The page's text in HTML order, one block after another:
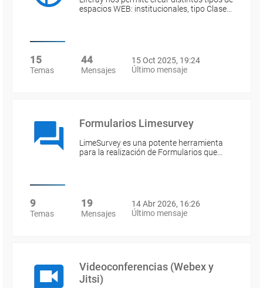
espacios WEB: institucionales, tipo Clase…
15
Temas
44
Mensajes
15 Oct 2025, 19:24
Último mensaje
Formularios Limesurvey
LimeSurvey es una potente herramienta
para la realización de Formularios que…
9
Temas
19
Mensajes
14 Abr 2026, 16:26
Último mensaje
Videoconferencias (Webex y
Jitsi)